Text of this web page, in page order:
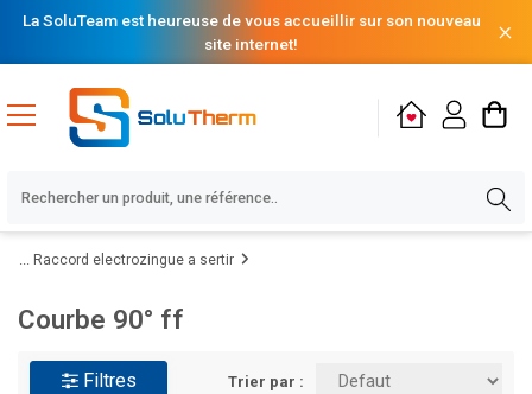
La SoluTeam est heureuse de vous accueillir sur son nouveau
site internet!
Raccord electrozingue a sertir
Courbe 90° ff
Filtres Trier par :